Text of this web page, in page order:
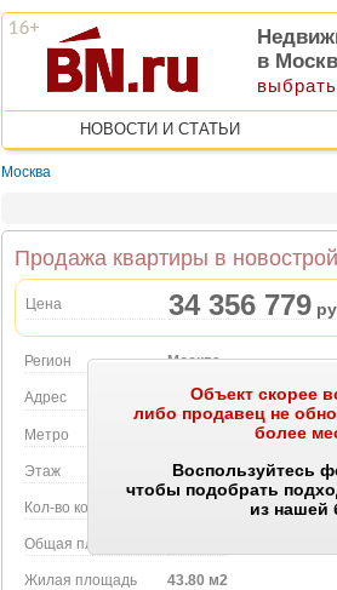
в
НОВОСТИ И СТАТЬИ
Москва
Объект скорее
либо продавец не
более
Воспользуйтесь
чтобы подобрать
из нашей
Продажа квартиры в
Цена 34 356 779
Регион Москва
Адрес Дмитровское ш., 83А
Метро Селигерская
Этаж 49 этаж в 51-этажном
Кол-во комнат
Общая площадь
Жилая площадь 43.80 м2